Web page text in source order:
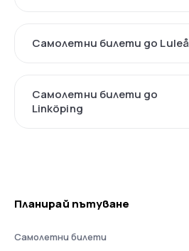
Самолетни билети до Luleå
Самолетни билети до
Linköping
Планирай пътуване
Самолетни билети